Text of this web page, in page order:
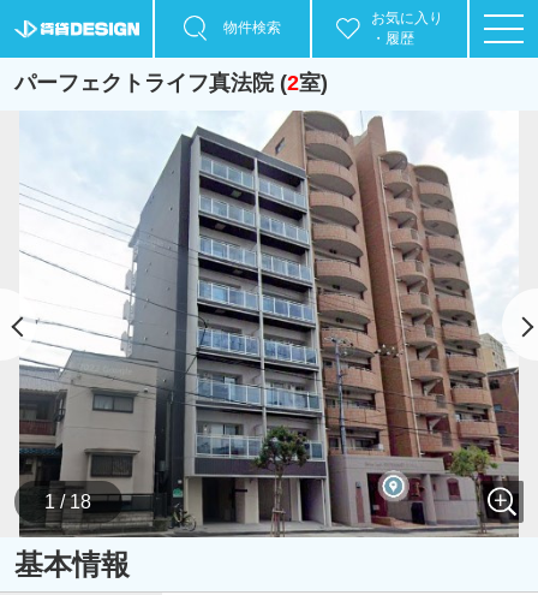
物件検索
お気に入り
・履歴
パーフェクトライフ真法院 (2室)
1 / 18
基本情報